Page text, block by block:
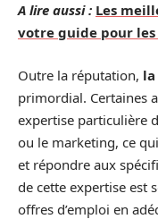
A lire aussi : Les
votre guide pour
Outre la réputation,
primordial. Certaines
expertise particulière
ou le marketing, ce
et répondre aux
de cette expertise est
offres d’emploi en